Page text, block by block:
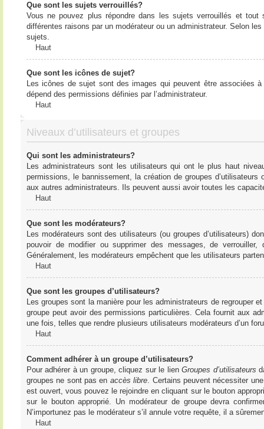
Que sont les sujets verrouillés?
Vous ne pouvez plus répondre dans les sujets verrouillés et
différentes raisons par un modérateur ou un administrateur. Selon
sujets.
Haut
Que sont les icônes de sujet?
Les icônes de sujet sont des images qui peuvent être associées
dépend des permissions définies par l’administrateur.
Haut
Niveaux d’utilisateurs et groupes
Qui sont les administrateurs?
Les administrateurs sont les utilisateurs qui ont le plus haut
permissions, le bannissement, la création de groupes
aux autres administrateurs. Ils peuvent aussi avoir toutes les
Haut
Que sont les modérateurs?
Les modérateurs sont des utilisateurs (ou groupes d’utilisateurs)
pouvoir de modifier ou supprimer des messages, de
Généralement, les modérateurs empêchent que les utilisateurs
Haut
Que sont les groupes d’utilisateurs?
Les groupes sont la manière pour les administrateurs de regrouper
groupe peut avoir des permissions particulières. Cela fournit aux
une fois, telles que rendre plusieurs utilisateurs modérateurs d’un
Haut
Comment adhérer à un groupe d’utilisateurs?
Pour adhérer à un groupe, cliquez sur le lienGroupes d’utilisateurs
groupes ne sont pas en accès libre. Certains peuvent nécessiter
est ouvert, vous pouvez le rejoindre en cliquant sur le bouton
sur le bouton approprié. Un modérateur de groupe devra
N’importunez pas le modérateur s’il annule votre requête, il a
Haut